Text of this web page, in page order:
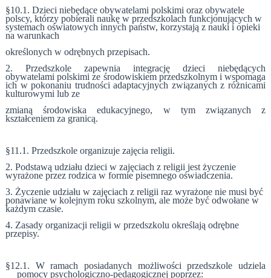
§10.1. Dzieci niebędące obywatelami polskimi oraz obywatele
polscy, którzy pobierali naukę w przedszkolach funkcjonujących w
systemach oświatowych innych państw, korzystają z nauki i opieki
na warunkach
określonych w odrębnych przepisach.
2. Przedszkole zapewnia integrację dzieci niebędących
obywatelami polskimi ze środowiskiem przedszkolnym i wspomaga
ich w pokonaniu trudności adaptacyjnych związanych z różnicami
kulturowymi lub ze
zmianą środowiska edukacyjnego, w tym związanych z
kształceniem za granicą.
§11.1. Przedszkole organizuje zajęcia religii.
2. Podstawą udziału dzieci w zajęciach z religii jest życzenie
wyrażone przez rodzica w formie pisemnego oświadczenia.
3. Życzenie udziału w zajęciach z religii raz wyrażone nie musi być
ponawiane w kolejnym roku szkolnym, ale może być odwołane w
każdym czasie.
4. Zasady organizacji religii w przedszkolu określają odrębne
przepisy.
§12.1. W ramach posiadanych możliwości przedszkole udziela
pomocy psychologiczno-pedagogicznej poprzez: